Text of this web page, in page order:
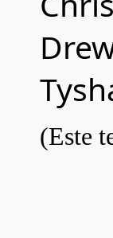
(Este